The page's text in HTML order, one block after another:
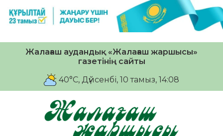
Жалағаш аудандық «Жалағаш жаршысы»
газетінің сайты
40°C, Дүйсенбі, 10 тамыз, 14:08